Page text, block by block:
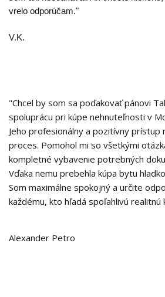
vrelo odporúčam."
V.K.
"Chcel by som sa poďakovať pánovi
spoluprácu pri kúpe nehnuteľnosti v
Jeho profesionálny a pozitívny prístup
proces. Pomohol mi so všetkými
kompletné vybavenie potrebných
Vďaka nemu prebehla kúpa bytu
Som maximálne spokojný a určite
každému, kto hľadá spoľahlivú realitnú
Alexander Petro